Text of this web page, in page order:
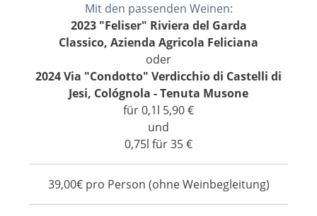
Mit den passenden Weinen:
2023 "Feliser" Riviera del Garda
Classico, Azienda Agricola Feliciana
oder
2024 Via "Condotto" Verdicchio di Castelli di
Jesi, Cológnola - Tenuta Musone
für 0,1l 5,90 €
und
0,75l für 35 €
39,00€ pro Person (ohne Weinbegleitung)